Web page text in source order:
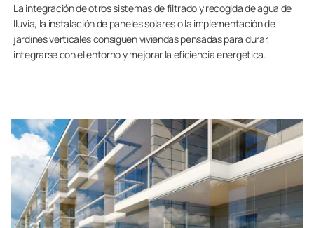
La integración de otros sistemas de filtrado y recogida de agua de
lluvia, la instalación de paneles solares o la implementación de
jardines verticales consiguen viviendas pensadas para durar,
integrarse con el entorno y mejorar la eficiencia energética.